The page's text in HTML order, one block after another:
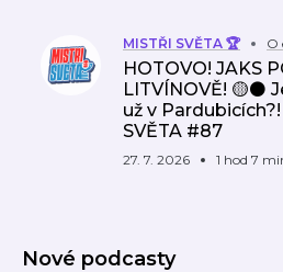
MISTŘI SVĚTA 🏆 O
HOTOVO! JAKS
LITVÍNOVĚ! 🟡⚫
už v
SVĚTA #87
27. 7. 2026 1 hod 7
Nové podcasty